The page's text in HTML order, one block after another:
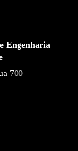
Engenharia
700